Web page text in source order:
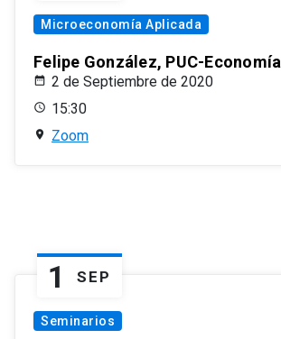
Microeconomía Aplicada
Felipe González, PUC-Economía
2 de Septiembre de 2020
15:30
Zoom
1 SEP
Seminarios